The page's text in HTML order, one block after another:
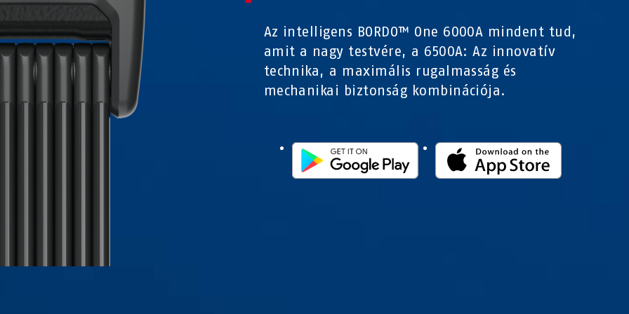
Az intelligens BORDO™ One 6000A mindent tud,
amit a nagy testvére, a 6500A: Az innovatív
technika, a maximális rugalmasság és
mechanikai biztonság kombinációja.